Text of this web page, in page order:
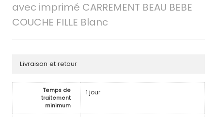
avec imprimé CARREMENT BEAU BEBE
COUCHE FILLE Blanc
Livraison et retour
Temps de
traitement
minimum
1 jour